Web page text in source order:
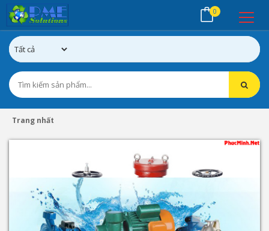
0
Trang nhất